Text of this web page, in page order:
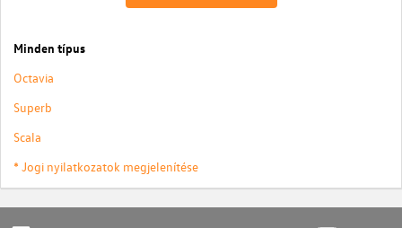
Minden típus
Octavia
Superb
Scala
* Jogi nyilatkozatok megjelenítése